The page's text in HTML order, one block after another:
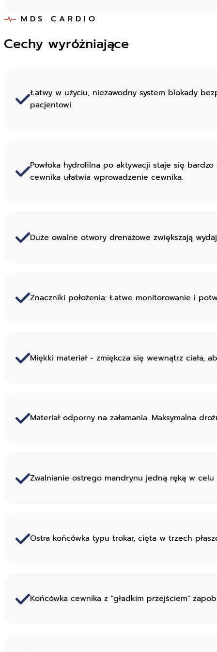
MDS CARDIO
Cechy wyróżniające
Łatwy w użyciu, niezawodny system blokady
pacjentowi.
Powłoka hydrofilna po aktywacji staje się
cewnika ułatwia wprowadzenie cewnika.
Duże owalne otwory drenażowe zwiększają
Znaczniki położenia: Łatwe monitorowanie i
Miękki materiał - zmiękcza się wewnątrz ciała,
Materiał odporny na załamania. Maksymalna
Zwalnianie ostrego mandrynu jedną ręką w celu
Ostra końcówka typu trokar, cięta w trzech
Końcówka cewnika z "gładkim przejściem"